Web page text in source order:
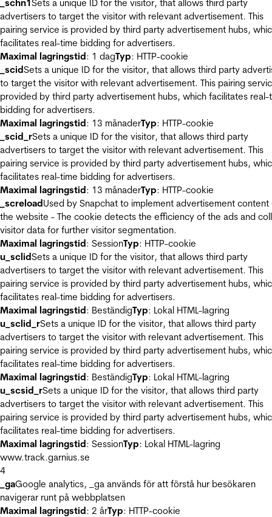
_schn1Sets a unique ID for the visitor, that allows third party
advertisers to target the visitor with relevant advertisement. This
pairing service is provided by third party advertisement hubs,
facilitates real-time bidding for advertisers.
Maximal lagringstid: 1 dagTyp: HTTP-cookie
_scidSets a unique ID for the visitor, that allows third party
to target the visitor with relevant advertisement. This pairing
provided by third party advertisement hubs, which facilitates real-
bidding for advertisers.
Maximal lagringstid: 13 månaderTyp: HTTP-cookie
_scid_rSets a unique ID for the visitor, that allows third party
advertisers to target the visitor with relevant advertisement. This
pairing service is provided by third party advertisement hubs,
facilitates real-time bidding for advertisers.
Maximal lagringstid: 13 månaderTyp: HTTP-cookie
_screloadUsed by Snapchat to implement advertisement content
the website - The cookie detects the efficiency of the ads and
visitor data for further visitor segmentation.
Maximal lagringstid: SessionTyp: HTTP-cookie
u_sclidSets a unique ID for the visitor, that allows third party
advertisers to target the visitor with relevant advertisement. This
pairing service is provided by third party advertisement hubs,
facilitates real-time bidding for advertisers.
Maximal lagringstid: BeständigTyp: Lokal HTML-lagring
u_sclid_rSets a unique ID for the visitor, that allows third party
advertisers to target the visitor with relevant advertisement. This
pairing service is provided by third party advertisement hubs,
facilitates real-time bidding for advertisers.
Maximal lagringstid: BeständigTyp: Lokal HTML-lagring
u_scsid_rSets a unique ID for the visitor, that allows third party
advertisers to target the visitor with relevant advertisement. This
pairing service is provided by third party advertisement hubs,
facilitates real-time bidding for advertisers.
Maximal lagringstid: SessionTyp: Lokal HTML-lagring
www.track.garnius.se
4
_gaGoogle analytics, _ga används för att förstå hur besökaren
navigerar runt på webbplatsen
Maximal lagringstid: 2 årTyp: HTTP-cookie